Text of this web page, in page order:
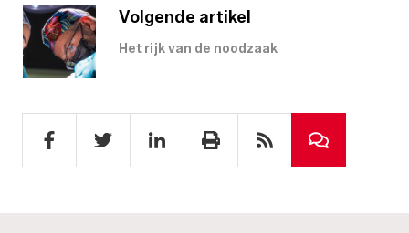
Volgende artikel
Het rijk van de noodzaak